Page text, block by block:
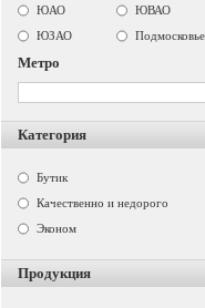
ЮАО
ЮВАО
ЮЗАО
Подмосковье
Метро
Категория
Бутик
Качественно и недорого
Эконом
Продукция